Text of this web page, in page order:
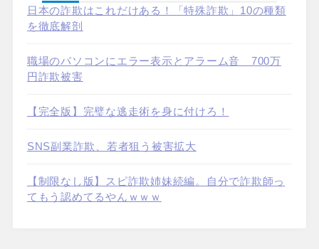
日本の詐欺はこれだけある！「特殊詐欺」10の種類
を徹底解剖
職場のパソコンにエラー表示とアラーム音 700万
円詐欺被害
【完全版】完璧な逃走術を身に付けろ！
SNS副業詐欺、若者狙う被害拡大
【制限なし版】スピ詐欺姉妹続編。自分で詐欺師っ
てもう認めてるやんｗｗｗ